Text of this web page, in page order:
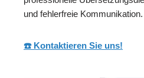
und fehlerfreie Kommunikation.
☎️ Kontaktieren Sie uns!